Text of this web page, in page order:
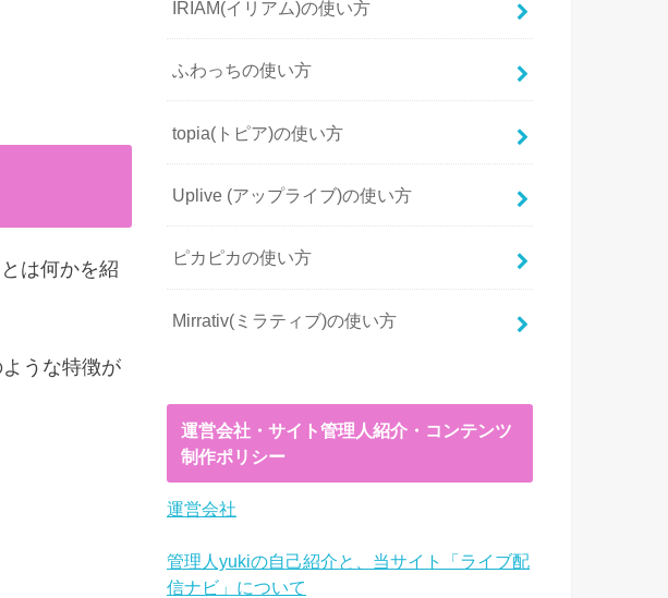
とは何かを紹
うな特徴が
IRIAM(イリアム)の使い方
ふわっちの使い方
topia(トピア)の使い方
Uplive (アップライブ)の使い方
ピカピカの使い方
Mirrativ(ミラティブ)の使い方
運営会社・サイト管理人紹介・コンテンツ
制作ポリシー
運営会社
管理人yukiの自己紹介と、当サイト「ライブ配
信ナビ」について